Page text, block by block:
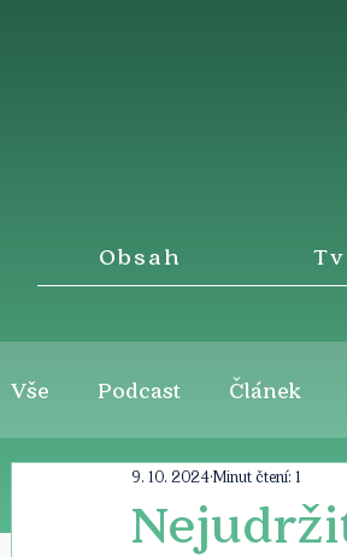
Obsah
Vše Podcast Článek
9. 10. 2024Minut čtení: 1